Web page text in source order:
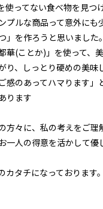
ってない食べ物を見つ
プルな商品って意外にも
を作ろうと思いました。
華(ことか)」を使って、
り、しっとり硬めの美味
感のあってハマります
ります
方々に、私の考えをご理
一人の得意を活かして優
タチになっております。